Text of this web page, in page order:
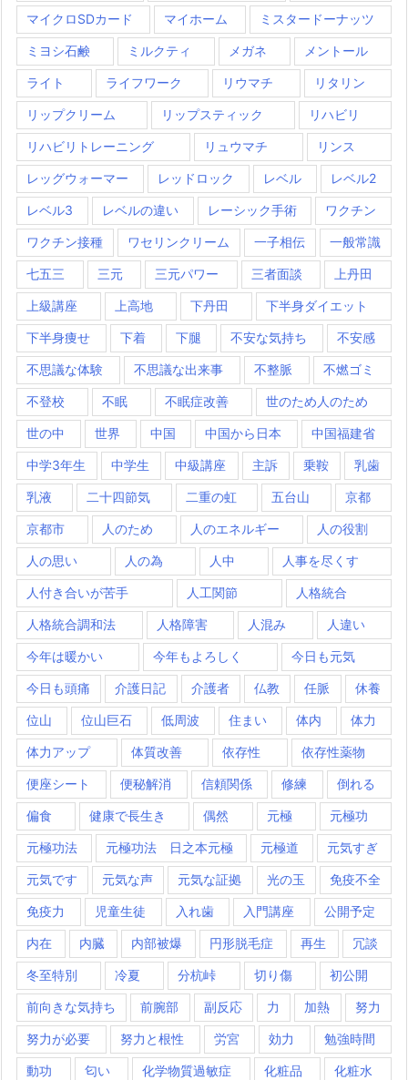
マイクロSDカード マイホーム ミスタードーナッツ
ミヨシ石鹸 ミルクティ メガネ メントール
ライト ライフワーク リウマチ リタリン
リップクリーム リップスティック リハビリ
リハビリトレーニング リュウマチ リンス
レッグウォーマー レッドロック レベル レベル2
レベル3 レベルの違い レーシック手術 ワクチン
ワクチン接種 ワセリンクリーム 一子相伝 一般常識
七五三 三元 三元パワー 三者面談 上丹田
上級講座 上高地 下丹田 下半身ダイエット
下半身痩せ 下着 下腿 不安な気持ち 不安感
不思議な体験 不思議な出来事 不整脈 不燃ゴミ
不登校 不眠 不眠症改善 世のため人のため
世の中 世界 中国 中国から日本 中国福建省
中学3年生 中学生 中級講座 主訴 乗鞍 乳歯
乳液 二十四節気 二重の虹 五台山 京都
京都市 人のため 人のエネルギー 人の役割
人の思い 人の為 人中 人事を尽くす
人付き合いが苦手 人工関節 人格統合
人格統合調和法 人格障害 人混み 人違い
今年は暖かい 今年もよろしく 今日も元気
今日も頭痛 介護日記 介護者 仏教 任脈 休養
位山 位山巨石 低周波 住まい 体内 体力
体力アップ 体質改善 依存性 依存性薬物
便座シート 便秘解消 信頼関係 修練 倒れる
偏食 健康で長生き 偶然 元極 元極功
元極功法 元極功法 日之本元極 元極道 元気すぎ
元気です 元気な声 元気な証拠 光の玉 免疫不全
免疫力 児童生徒 入れ歯 入門講座 公開予定
内在 内臓 内部被爆 円形脱毛症 再生 冗談
冬至特別 冷夏 分杭峠 切り傷 初公開
前向きな気持ち 前腕部 副反応 力 加熱 努力
努力が必要 努力と根性 労宮 効力 勉強時間
動功 匂い 化学物質過敏症 化粧品 化粧水